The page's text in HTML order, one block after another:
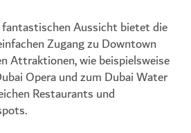
Aussicht bietet die
Zugang zu Downtown
Attraktionen, wie beispielsweise
Opera und zum Dubai Water
Restaurants und